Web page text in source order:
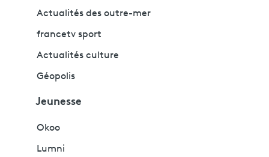
Actualités des outre-mer
francetv sport
Actualités culture
Géopolis
Jeunesse
Okoo
Lumni